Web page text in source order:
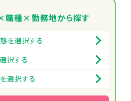
職種×勤務地から探す
を選択する
択する
選択する